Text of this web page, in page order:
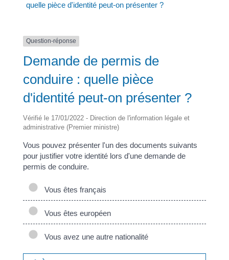
quelle pièce d'identité peut-on présenter ?
Question-réponse
Demande de permis de
conduire : quelle pièce
d'identité peut-on présenter ?
Vérifié le 17/01/2022 - Direction de l'information légale et
administrative (Premier ministre)
Vous pouvez présenter l'un des documents suivants
pour justifier votre identité lors d'une demande de
permis de conduire.
Vous êtes français
Vous êtes européen
Vous avez une autre nationalité